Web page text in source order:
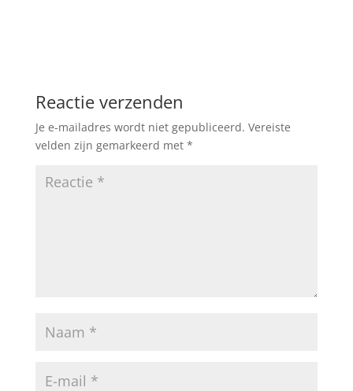
Reactie verzenden
Je e-mailadres wordt niet gepubliceerd. Vereiste
velden zijn gemarkeerd met *